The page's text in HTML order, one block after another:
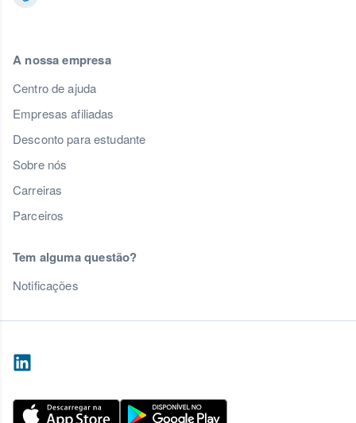
A nossa empresa
Centro de ajuda
Empresas afiliadas
Desconto para estudante
Sobre nós
Carreiras
Parceiros
Tem alguma questão?
Notificações